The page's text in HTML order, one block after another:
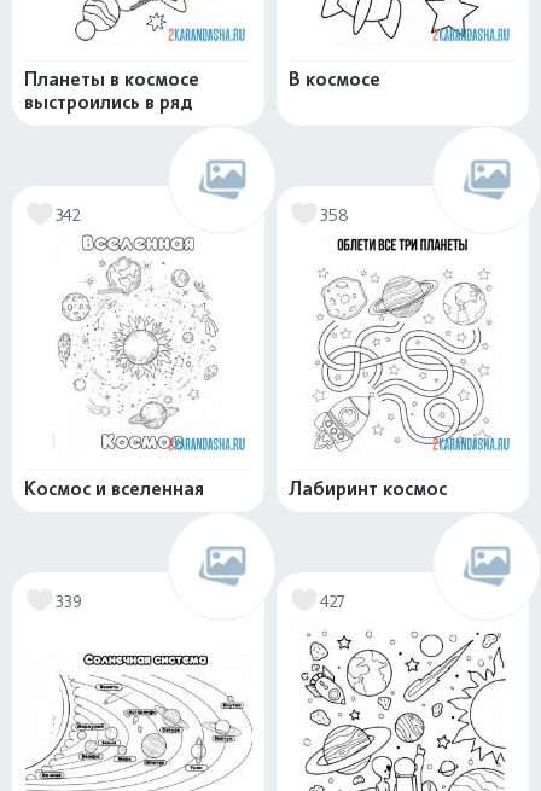
Планеты в космосе
выстроились в ряд
В космосе
342
Космос и вселенная
358
Лабиринт космос
339 427